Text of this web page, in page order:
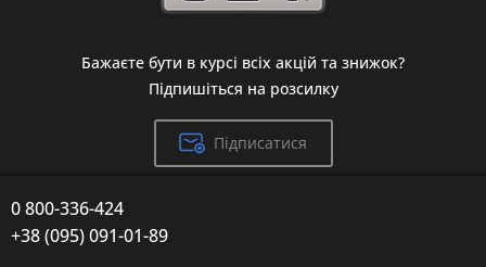
Бажаєте бути в курсі всіх акцій та знижок?
Підпишіться на розсилку
Підписатися
0 800-336-424
+38 (095) 091-01-89